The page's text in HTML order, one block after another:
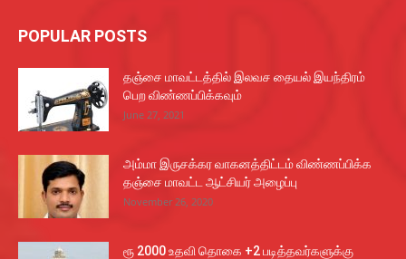
POPULAR POSTS
தஞ்சை மாவட்டத்தில் இலவச தையல் இயந்திரம்
பெற விண்ணப்பிக்கவும்
June 27, 2021
அம்மா இருசக்கர வாகனத்திட்டம் விண்ணப்பிக்க
தஞ்சை மாவட்ட ஆட்சியர் அழைப்பு
November 26, 2020
ரூ 2000 உதவி தொகை +2 படித்தவர்களுக்கு